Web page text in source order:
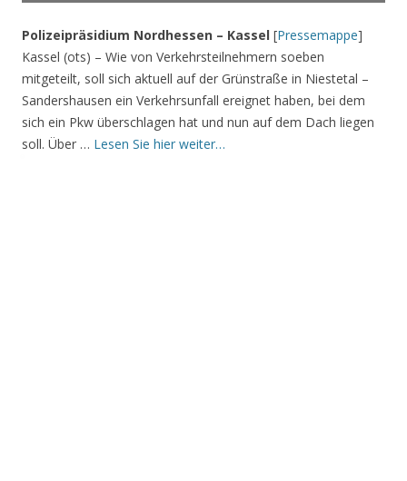
Polizeipräsidium Nordhessen – Kassel [Pressemappe]
Kassel (ots) – Wie von Verkehrsteilnehmern soeben
mitgeteilt, soll sich aktuell auf der Grünstraße in Niestetal –
Sandershausen ein Verkehrsunfall ereignet haben, bei dem
sich ein Pkw überschlagen hat und nun auf dem Dach liegen
soll. Über … Lesen Sie hier weiter…